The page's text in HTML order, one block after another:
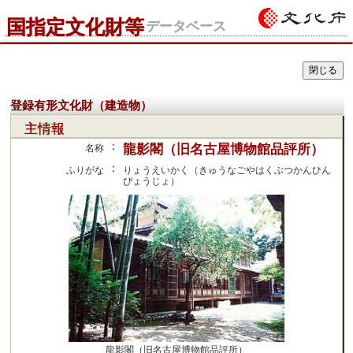
国指定文化財等データベース
登録有形文化財（建造物）
主情報
名称 ： 龍影閣（旧名古屋博物館品評所）
ふりがな ：
りょうえいかく（きゅうなごやはくぶつかんひん
ぴょうじょ）
龍影閣（旧名古屋博物館品評所）